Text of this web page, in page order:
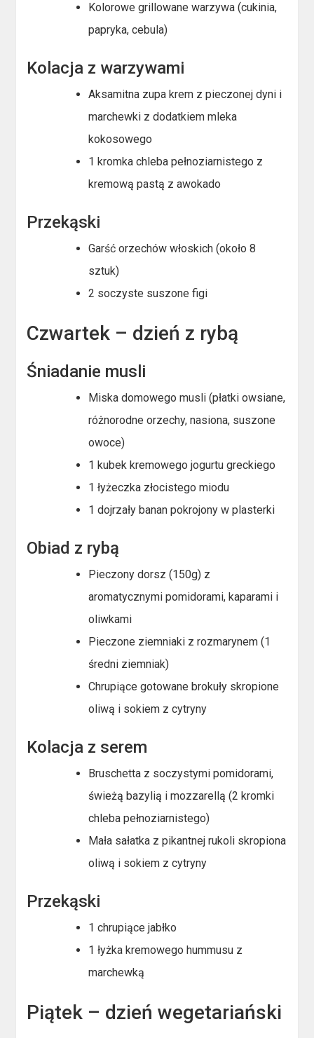
Kolorowe grillowane warzywa (cukinia,
papryka, cebula)
Kolacja z warzywami
Aksamitna zupa krem z pieczonej dyni i
marchewki z dodatkiem mleka
kokosowego
1 kromka chleba pełnoziarnistego z
kremową pastą z awokado
Przekąski
Garść orzechów włoskich (około 8
sztuk)
2 soczyste suszone figi
Czwartek – dzień z rybą
Śniadanie musli
Miska domowego musli (płatki owsiane,
różnorodne orzechy, nasiona, suszone
owoce)
1 kubek kremowego jogurtu greckiego
1 łyżeczka złocistego miodu
1 dojrzały banan pokrojony w plasterki
Obiad z rybą
Pieczony dorsz (150g) z
aromatycznymi pomidorami, kaparami i
oliwkami
Pieczone ziemniaki z rozmarynem (1
średni ziemniak)
Chrupiące gotowane brokuły skropione
oliwą i sokiem z cytryny
Kolacja z serem
Bruschetta z soczystymi pomidorami,
świeżą bazylią i mozzarellą (2 kromki
chleba pełnoziarnistego)
Mała sałatka z pikantnej rukoli skropiona
oliwą i sokiem z cytryny
Przekąski
1 chrupiące jabłko
1 łyżka kremowego hummusu z
marchewką
Piątek – dzień wegetariański